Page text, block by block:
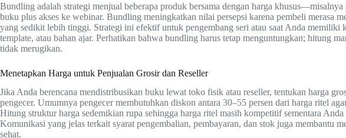
Bundling adalah strategi menjual beberapa produk bersama dengan harga khusus—misalnya
buku plus akses ke webinar. Bundling meningkatkan nilai persepsi karena pembeli merasa
yang sedikit lebih tinggi. Strategi ini efektif untuk pengembang seri atau saat Anda memiliki
template, atau bahan ajar. Perhatikan bahwa bundling harus tetap menguntungkan; hitung
tidak merugikan.
Menetapkan Harga untuk Penjualan Grosir dan Reseller
Jika Anda berencana mendistribusikan buku lewat toko fisik atau reseller, tentukan harga
pengecer. Umumnya pengecer membutuhkan diskon antara 30–55 persen dari harga ritel
Hitung struktur harga sedemikian rupa sehingga harga ritel masih kompetitif sementara
Komunikasi yang jelas terkait syarat pengembalian, pembayaran, dan stok juga membantu
sehat.